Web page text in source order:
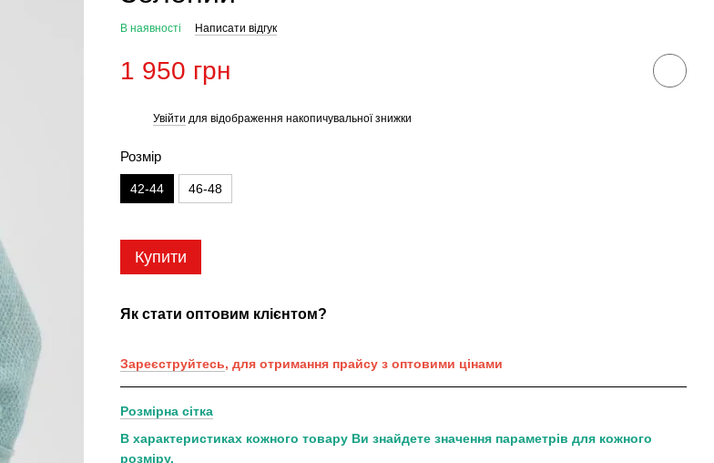
В наявності Написати відгук
1 950 грн
Увійти для відображення накопичувальної знижки
Розмір
42-44 46-48
Купити
Як стати оптовим клієнтом?
Зареєструйтесь, для отримання прайсу з оптовими цінами
Розмірна сітка
В характеристиках кожного товару Ви знайдете значення параметрів для кожного
розміру.